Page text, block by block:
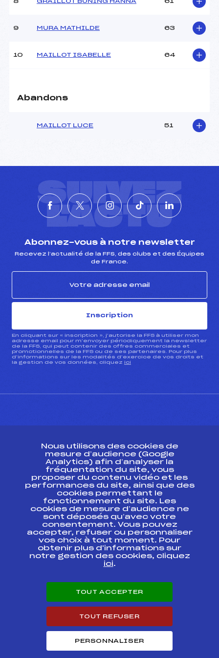
8 GRAILLOT BUNING HANNA 61
9 MURA MATHILDE 63
10 MAILLOT ISABELLE 64
Abandons
MAILLOT LUCE 51
SUIVEZ
L'ACTU
Abonnez-vous à notre newsletter
Recevez l’actualité de la FFS, des clubs et des Équipes
de France.
Inscription
En cliquant sur « inscription », j’autorise la FFS à utiliser mon
adresse email pour m’envoyer périodiquement la newsletter
de la FFS, qui peut contenir des offres commerciales et
promotionnelles de la FFS ou de ses partenaires. Pour plus
d’informations sur les modalités d’exercice de vos droits et
la gestion de vos données, cliquez ici
Ressources
Pass’Neige
Projet sportif fédéral
Projet de performance fédéral
Antidopage
Pôle Développement, Formation, Suivi
Scientifique
Listes ministérielles
Pôle vie de l’athlète
Enseignement professionnel
Carrières
Nous utilisons des cookies de
mesure d’audience (Google
Analytics) afin d’analyser la
fréquentation du site, vous
proposer du contenu vidéo et les
performances du site, ainsi que des
cookies permettant le
fonctionnement du site. Les
cookies de mesure d’audience ne
sont déposés qu’avec votre
consentement. Vous pouvez
accepter, refuser ou personnaliser
vos choix à tout moment. Pour
obtenir plus d'informations sur
notre gestion des cookies, cliquez
ici.
TOUT ACCEPTER
TOUT REFUSER
PERSONNALISER